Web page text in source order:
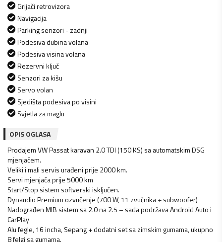
Grijači retrovizora
Navigacija
Parking senzori - zadnji
Podesiva dubina volana
Podesiva visina volana
Rezervni ključ
Senzori za kišu
Servo volan
Sjedišta podesiva po visini
Svjetla za maglu
OPIS OGLASA
Prodajem VW Passat karavan 2.0 TDI (150 KS) sa automatskim DSG
mjenjačem.
Veliki i mali servis urađeni prije 2000 km.
Servi mjenjača prije 5000 km
Start/Stop sistem softverski isključen.
Dynaudio Premium ozvučenje (700 W, 11 zvučnika + subwoofer)
Nadograđen MIB sistem sa 2.0 na 2.5 – sada podržava Android Auto i
CarPlay
Alu fegle, 16 incha, Sepang + dodatni set sa zimskim gumama, ukupno
8 felgi sa gumama.